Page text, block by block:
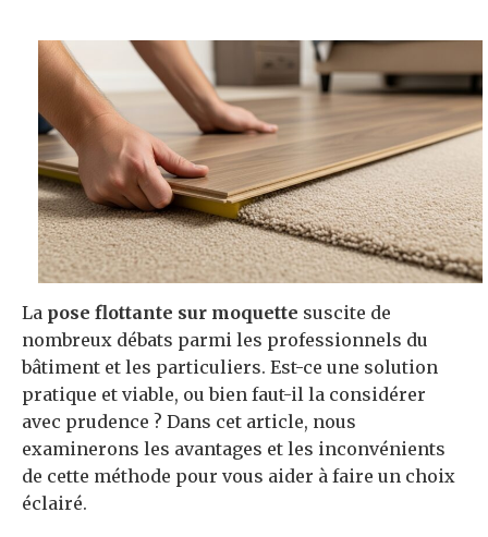
La pose flottante sur moquette suscite de
nombreux débats parmi les professionnels du
bâtiment et les particuliers. Est-ce une solution
pratique et viable, ou bien faut-il la considérer
avec prudence ? Dans cet article, nous
examinerons les avantages et les inconvénients
de cette méthode pour vous aider à faire un choix
éclairé.